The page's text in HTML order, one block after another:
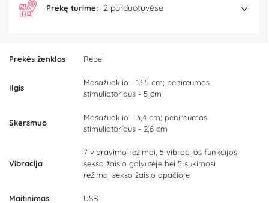
Prekės ženklas Rebel
Ilgis
Masažuoklio - 13,5 cm; penireumos
stimuliatoriaus - 5 cm
Skersmuo
Masažuoklio - 3,4 cm; penireumos
stimuliatoriaus - 2,6 cm
Vibracija
7 vibravimo režimai, 5 vibracijos funkcijos
sekso žaislo galvutėje bei 5 sukimosi
režimai sekso žaislo apačioje
Maitinimas USB
Prekę turime: 2 parduotuvėse